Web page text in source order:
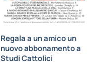
Regala a un amico un
nuovo abbonamento a
Studi Cattolici